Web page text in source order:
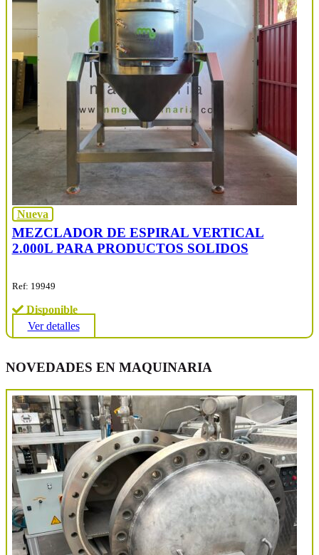
Nueva
MEZCLADOR DE ESPIRAL VERTICAL
2.000L PARA PRODUCTOS SOLIDOS
Ref: 19949
Disponible
Ver detalles
NOVEDADES EN MAQUINARIA